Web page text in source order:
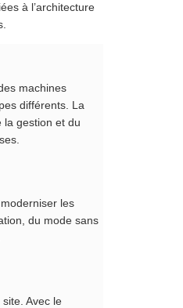
à l’architecture
machines
différents. La
la gestion et du
les
du mode sans
Avec le